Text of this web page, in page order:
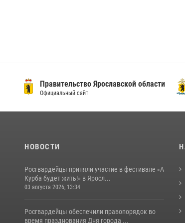
Правительство Ярославской области
Официальный сайт
НОВОСТИ
Росгвардейцы приняли участие в фестивале «А
Курба будет жить!» в Яросл...
03 августа 2026, 13:34
Росгвардейцы обеспечили правопорядок во
время празднования Дня города ...